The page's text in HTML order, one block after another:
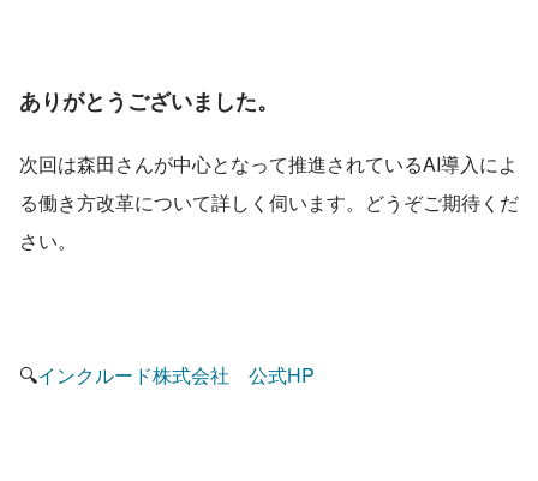
ありがとうございました。
次回は森田さんが中心となって推進されているAI導入によ
る働き方改革について詳しく伺います。どうぞご期待くだ
さい。
🔍インクルード株式会社　公式HP